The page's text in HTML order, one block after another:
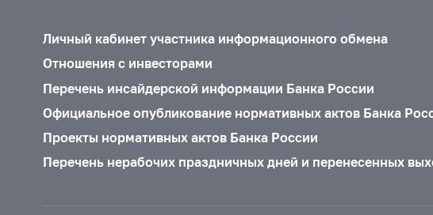
Личный кабинет участника информационного обмена
Отношения с инвесторами
Перечень инсайдерской информации Банка России
Официальное опубликование нормативных актов Банка
Проекты нормативных актов Банка России
Перечень нерабочих праздничных дней и перенесенных